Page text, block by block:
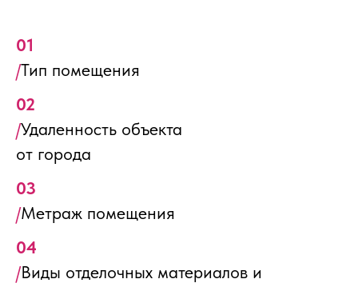
01
/Тип помещения
02
/Удаленность объекта
от города
03
/Метраж помещения
04
/Виды отделочных материалов и